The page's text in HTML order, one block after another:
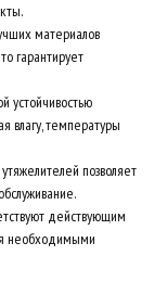
материалов
гарантирует
устойчивостью
влагу, температуры
позволяет
действующим
необходимыми